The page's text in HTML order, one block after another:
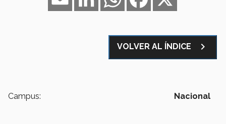
VOLVER AL ÍNDICE navigate_next
Campus: Nacional